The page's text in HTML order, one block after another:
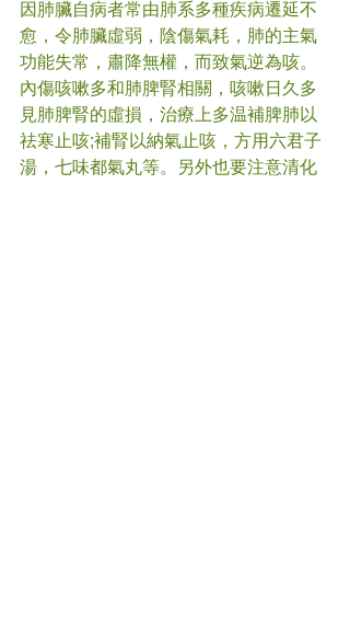
因肺臟自病者常由肺系多種疾病遷延不
愈，令肺臟虛弱，陰傷氣耗，肺的主氣
功能失常，肅降無權，而致氣逆為咳。
內傷咳嗽多和肺脾腎相關，咳嗽日久多
見肺脾腎的虛損，治療上多温補脾肺以
祛寒止咳;補腎以納氣止咳，方用六君子
湯，七味都氣丸等。另外也要注意清化